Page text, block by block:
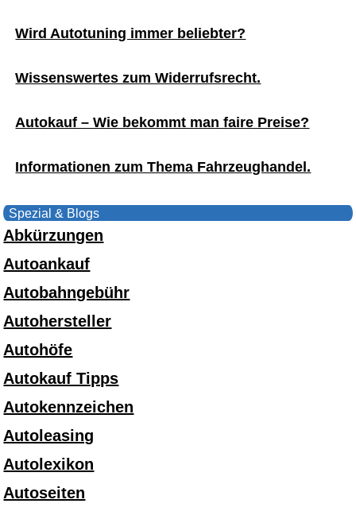
Wird Autotuning immer beliebter?
Wissenswertes zum Widerrufsrecht.
Autokauf – Wie bekommt man faire Preise?
Informationen zum Thema Fahrzeughandel.
Spezial & Blogs
Abkürzungen
Autoankauf
Autobahngebühr
Autohersteller
Autohöfe
Autokauf Tipps
Autokennzeichen
Autoleasing
Autolexikon
Autoseiten